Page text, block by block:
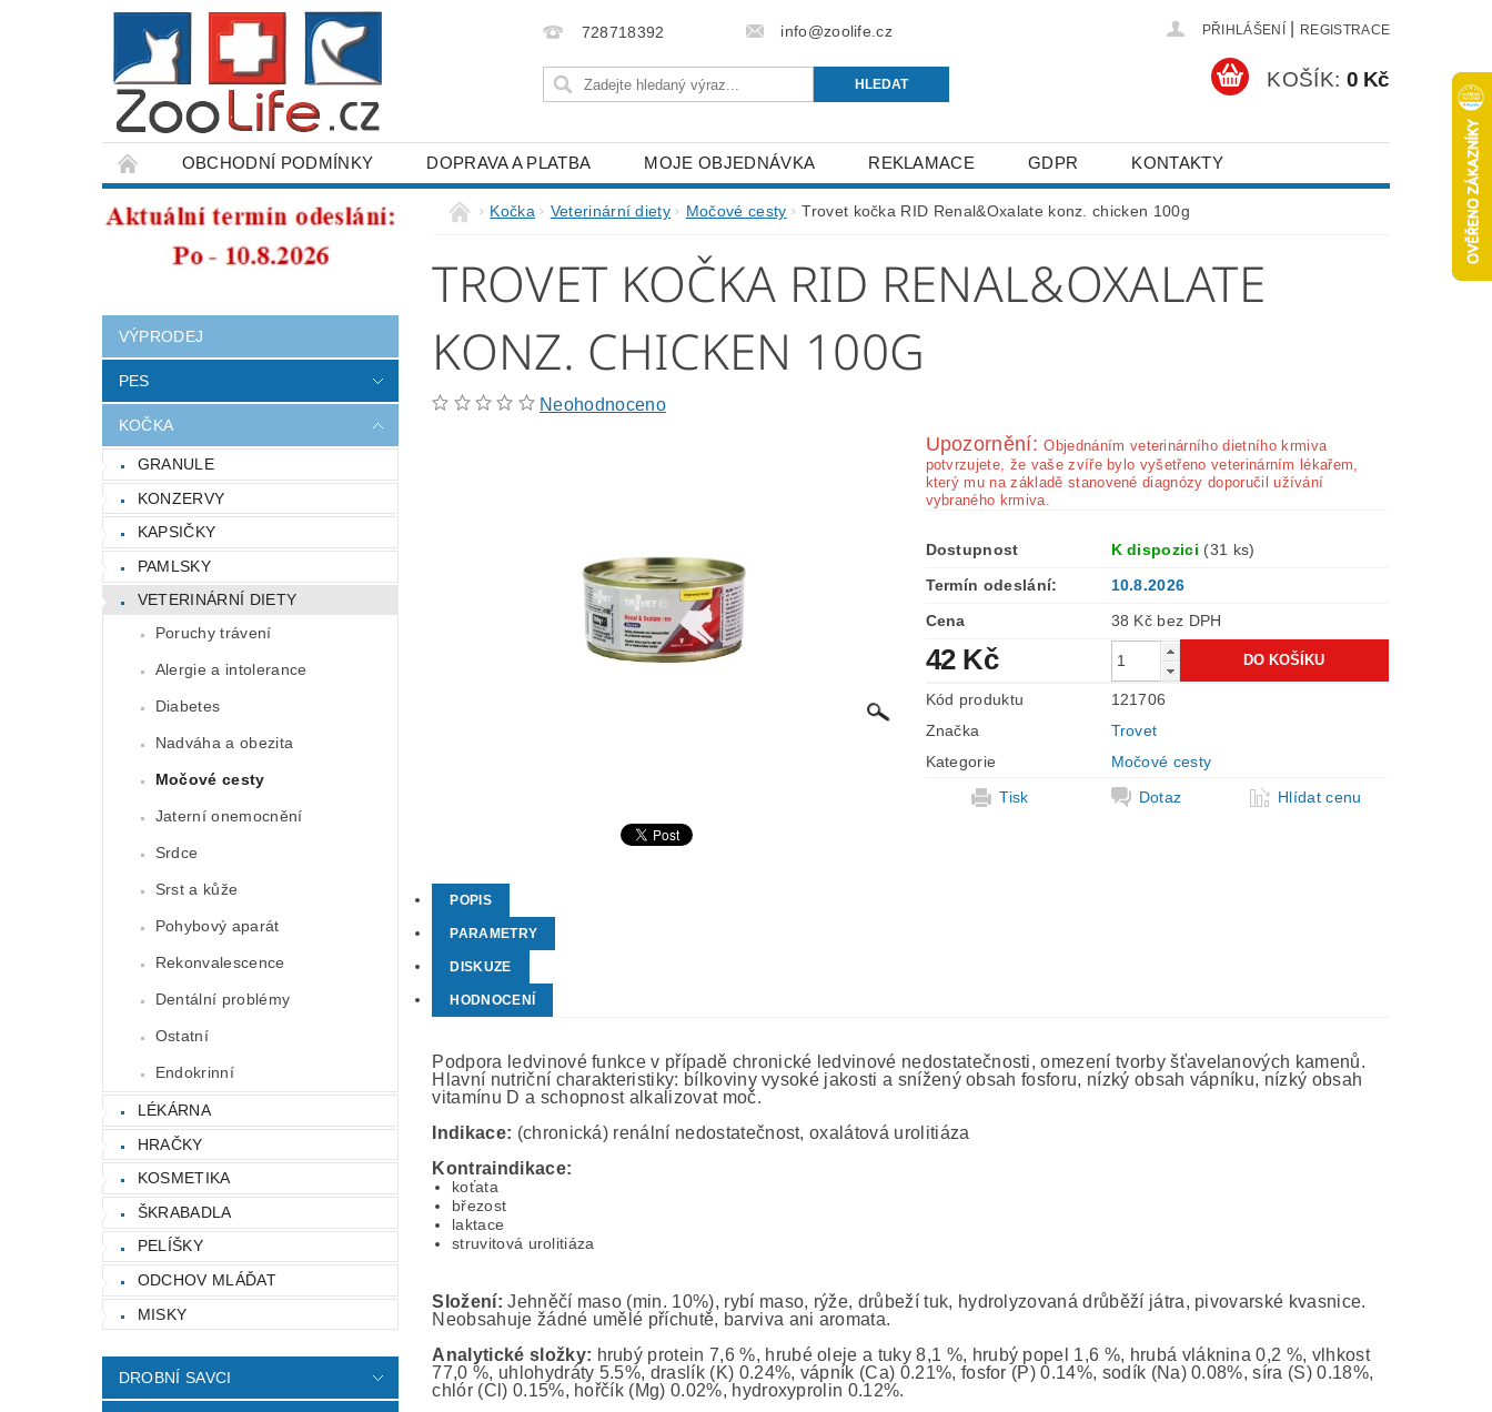
728718392 info@zoolife.cz PŘIHLÁŠENÍ REGISTRACE
KOŠÍK: 0 Kč
OBCHODNÍ PODMÍNKY DOPRAVA A PLATBA MOJE OBJEDNÁVKA REKLAMACE GDPR KONTAKTY
ODSTOUPENÍ OD SMLOUVY
VÝPRODEJ
PES
KOČKA
GRANULE
KONZERVY
KAPSIČKY
PAMLSKY
VETERINÁRNÍ DIETY
Poruchy trávení
Alergie a intolerance
Diabetes
Nadváha a obezita
Močové cesty
Jaterní onemocnění
Srdce
Srst a kůže
Pohybový aparát
Rekonvalescence
Dentální problémy
Ostatní
Endokrinní
LÉKÁRNA
HRAČKY
KOSMETIKA
ŠKRABADLA
PELÍŠKY
ODCHOV MLÁĎAT
MISKY
DROBNÍ SAVCI
Kočka Veterinární diety Močové cesty Trovet kočka RID Renal&Oxalate konz. chicken 100g
TROVET KOČKA RID RENAL&OXALATE
KONZ. CHICKEN 100G
Neohodnoceno
Upozornění:Ob­jednáním veterinárního dietního krmiva
potvrzujete, že vaše zvíře bylo vyšetřeno veterinárním lékařem,
který mu na základě stanovené diagnózy doporučil užívání
vybraného krmiva.
Dostupnost K dispozici (31 ks)
Termín odeslání:
10.8.2026
Cena
38 Kč bez DPH
42 Kč
Kód produktu
121706
Značka
Trovet
Kategorie
Močové cesty
Tisk
Dotaz Hlídat cenu
POPIS
PARAMETRY
DISKUZE
HODNOCENÍ
Podpora ledvinové funkce v případě chronické ledvinové nedostatečnosti, omezení tvorby šťavelanových kamenů.
Hlavní nutriční charakteristiky: bílkoviny vysoké jakosti a snížený obsah fosforu, nízký obsah vápníku, nízký obsah
vitamínu D a schopnost alkalizovat moč.
Indikace: (chronická) renální nedostatečnost, oxalátová urolitiáza
Kontraindikace:
koťata
březost
laktace
struvitová urolitiáza
Složení:Jehněčí maso (min. 10%), rybí maso, rýže, drůbeží tuk, hydrolyzovaná drůběží játra, pivovarské kvasnice.
Neobsahuje žádné umělé příchutě, barviva ani aromata.
Analytické složky: hrubý protein 7,6 %, hrubé oleje a tuky 8,1 %, hrubý popel 1,6 %, hrubá vláknina 0,2 %, vlhkost
77,0 %, uhlohydráty 5.5%, draslík (K) 0.24%, vápník (Ca) 0.21%, fosfor (P) 0.14%, sodík (Na) 0.08%, síra (S) 0.18%,
chlór (Cl) 0.15%, hořčík (Mg) 0.02%, hydroxyprolin 0.12%.